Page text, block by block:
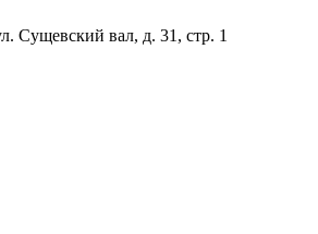
Сущевский вал, д. 31, стр. 1